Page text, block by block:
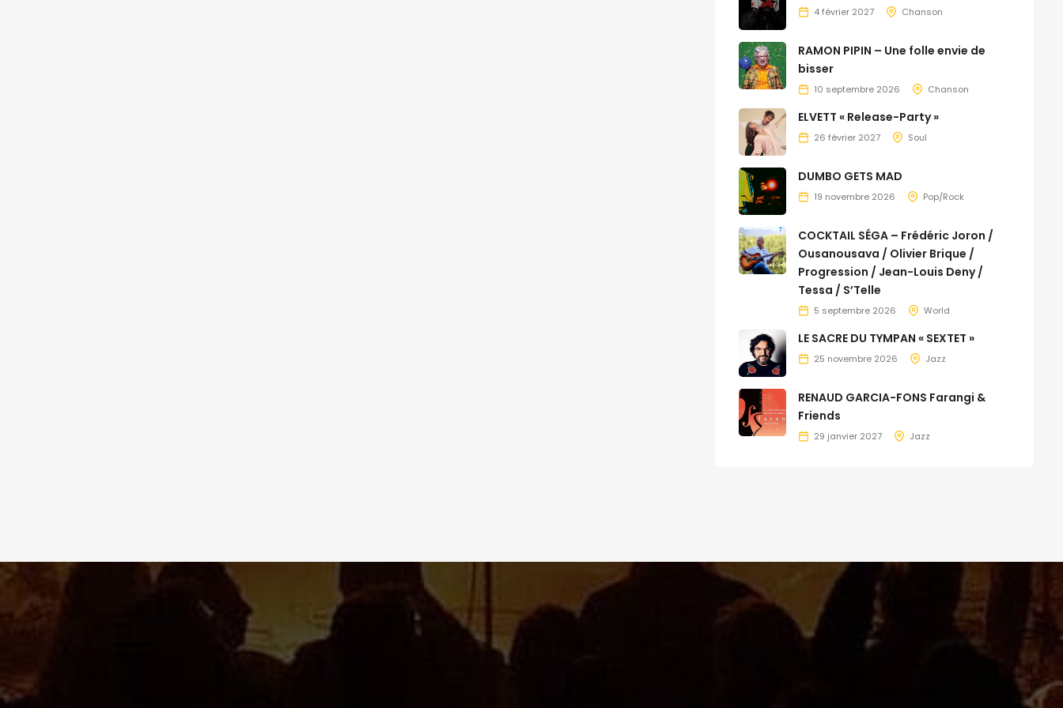
4 février 2027 Chanson
RAMON PIPIN – Une folle envie de
bisser
10 septembre 2026 Chanson
ELVETT « Release-Party »
26 février 2027 Soul
DUMBO GETS MAD
19 novembre 2026 Pop/Rock
COCKTAIL SÉGA – Frédéric Joron /
Ousanousava / Olivier Brique /
Progression / Jean-Louis Deny /
Tessa / S’Telle
5 septembre 2026 World
LE SACRE DU TYMPAN « SEXTET »
25 novembre 2026 Jazz
RENAUD GARCIA-FONS Farangi &
Friends
29 janvier 2027 Jazz